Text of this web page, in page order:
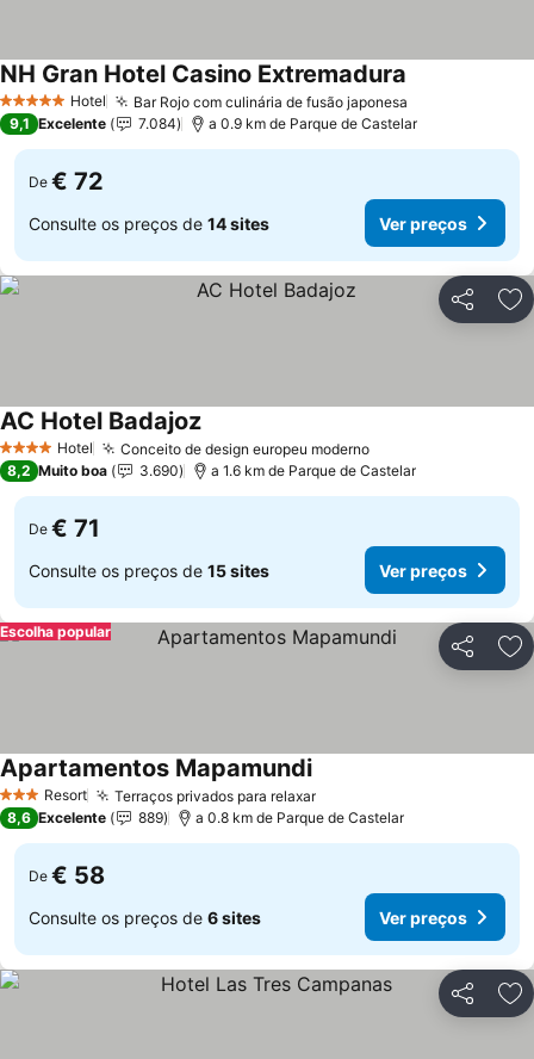
5 Estrelas Hotel Bar Rojo com culinária de fusão japonesa
NH Gran Hotel Casino Extremadura
9,1 Excelente 7.084 a 0.9 km de Parque de Castelar
De € 72
Consulte os preços de 14 sites Ver preços
Partilhar
4 EstrelasHotel Conceito de design europeu moderno
AC Hotel Badajoz
8,2 Muito boa 3.690 a 1.6 km de Parque de Castelar
De € 71
Consulte os preços de 15 sites Ver preços
Partilhar
Escolha popular
3 EstrelasResort Terraços privados para relaxar
Apartamentos Mapamundi
8,6 Excelente 889 a 0.8 km de Parque de Castelar
De € 58
Consulte os preços de 6 sites Ver preços
Partilhar